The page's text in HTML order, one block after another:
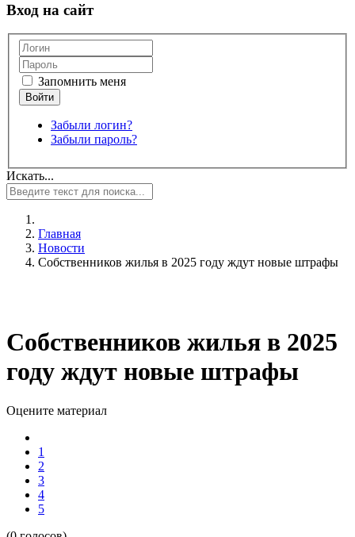
Вход на сайт
Запомнить меня
Забыли логин?
Забыли пароль?
Искать...
Главная
Новости
Собственников жилья в 2025 году ждут новые штрафы
Собственников жилья в 2025
году ждут новые штрафы
Оцените материал
1
2
3
4
5